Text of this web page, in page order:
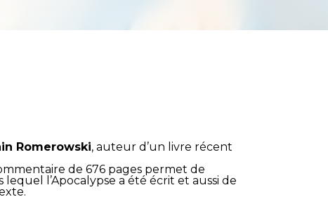
Romerowski, auteur d’un livre récent
de 676 pages permet de
l’Apocalypse a été écrit et aussi de